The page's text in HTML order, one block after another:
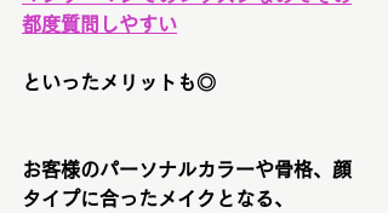
都度質問しやすい
といったメリットも◎
お客様のパーソナルカラーや骨格、顔
タイプに合ったメイクとなる、